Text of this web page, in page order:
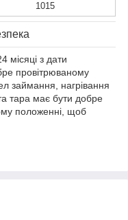
1015
місяці з дати
провітрюваному
займання, нагрівання
тара має бути добре
положенні, щоб